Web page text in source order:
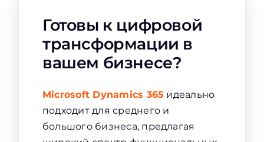
Готовы к цифровой
трансформации в
вашем бизнесе?
Microsoft Dynamics 365 идеально
подходит для среднего и
большого бизнеса, предлагая